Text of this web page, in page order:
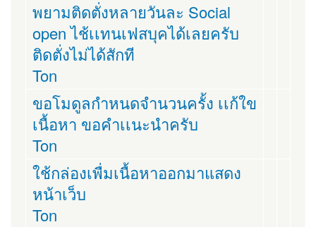
พยามติดตั่งหลายวันละ Social
open ไช้เเทนเฟสบุคได้เลยครับ
ติดตั่งไม่ได้สักที
Ton
ขอโมดูลกำหนดจำนวนครั้ง เเก้ใข
เนื้อหา ขอคำเเนะนำครับ
Ton
ใช้กล่องเพื่มเนื้อหาออกมาแสดง
หน้าเว็บ
Ton